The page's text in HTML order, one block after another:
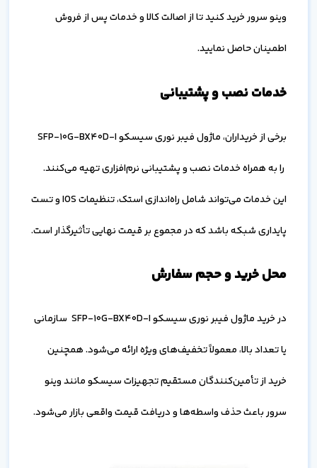
وینو سرور خرید کنید تا از اصالت کالا و خدمات پس از فروش
اطمینان حاصل نمایید.
خدمات نصب و پشتیبانی
برخی از خریداران، ماژول فیبر نوری سیسکو SFP-10G-BX40D-I
را به همراه خدمات نصب و پشتیبانی نرم‌افزاری تهیه می‌کنند.
این خدمات می‌تواند شامل راه‌اندازی استک، تنظیمات IOS و تست
پایداری شبکه باشد که در مجموع بر قیمت نهایی تأثیرگذار است.
محل خرید و حجم سفارش
در خرید ماژول فیبر نوری سیسکو SFP-10G-BX40D-I سازمانی
یا تعداد بالا، معمولاً تخفیف‌های ویژه ارائه می‌شود. همچنین
خرید از تأمین‌کنندگان مستقیم تجهیزات سیسکو مانند وینو
سرور باعث حذف واسطه‌ها و دریافت قیمت واقعی بازار می‌شود.